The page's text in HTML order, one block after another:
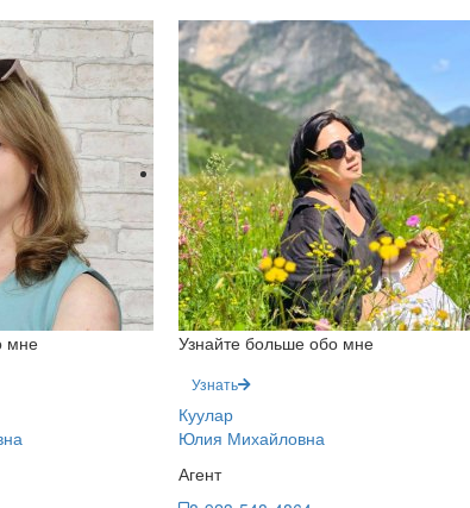
мне Узнайте больше обо мне
Узнать
Куулар
Юлия Михайловна
Агент